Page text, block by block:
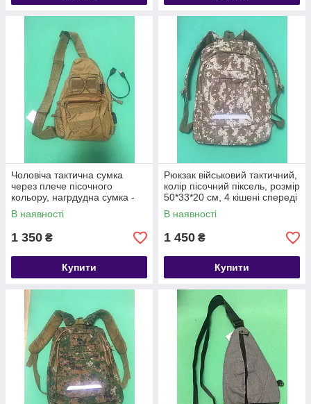
Чоловіча тактична сумка
через плече пісочного
кольору, нагрдудна сумка -
розмір сумки 35*21см, 3
кишені з USB шнуром в
В наявності
1 350 ₴
Купити
Рюкзак військовий тактичний,
колір пісочний піксель, розмір
50*33*20 см, 4 кішені спереді
та 2 бокових, чоловічий
рюкзак, жіночій
В наявності
1 450 ₴
Купити